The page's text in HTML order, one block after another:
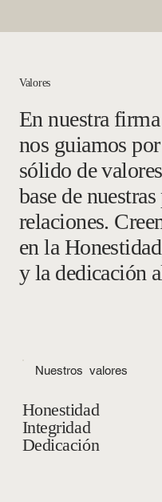
Valores
En nuestra
nos guiamos
sólido de
base de
relaciones.
en la
y la dedicación
Nuestros valores
Honestidad
Integridad
Dedicación